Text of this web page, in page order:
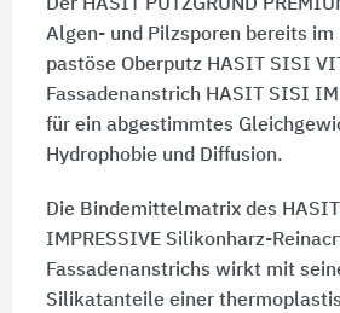
Der HASIT PUTZGRUND
Algen- und Pilzsporen bereits im
pastöse Oberputz HASIT SISI
Fassadenanstrich HASIT SISI
für ein abgestimmtes
Hydrophobie und Diffusion.
Die Bindemittelmatrix des
IMPRESSIVE Silikonharz-
Fassadenanstrichs wirkt mit
Silikatanteile einer